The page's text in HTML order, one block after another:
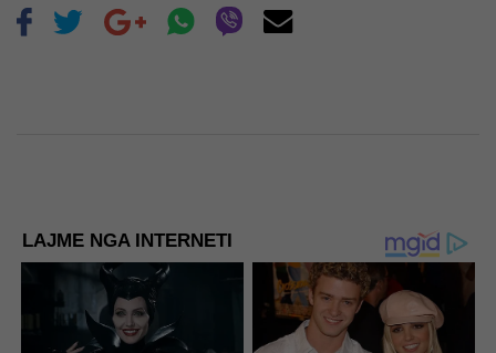
LAJME NGA INTERNETI